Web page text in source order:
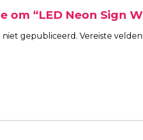
om “LED Neon Sign
niet gepubliceerd. Vereiste